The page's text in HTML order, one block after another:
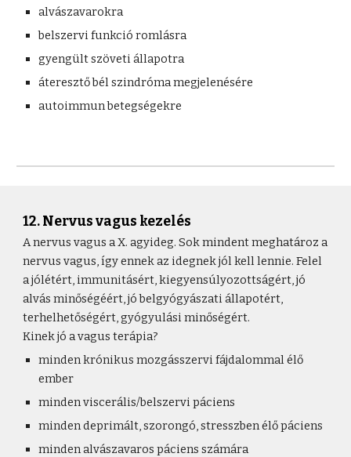
alvászavarokra
belszervi funkció romlásra
gyengült szöveti állapotra
áteresztő bél szindróma megjelenésére
autoimmun betegségekre
12. Nervus vagus kezelés
A nervus vagus a X. agyideg. Sok mindent meghatároz a
nervus vagus, így ennek az idegnek jól kell lennie. Felel
a jólétért, immunitásért, kiegyensúlyozottságért, jó
alvás minőségéért, jó belgyógyászati állapotért,
terhelhetőségért, gyógyulási minőségért.
Kinek jó a vagus terápia?
minden krónikus mozgásszervi fájdalommal élő
ember
minden viscerális/belszervi páciens
minden deprimált, szorongó, stresszben élő páciens
minden alvászavaros páciens számára